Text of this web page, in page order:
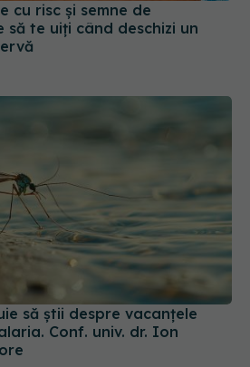
cu risc și semne de
să te uiți când deschizi un
Conf. univ. dr. Ion